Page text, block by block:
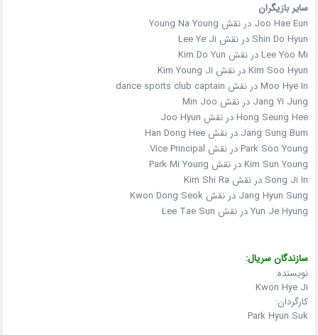
سایر بازیگران
Joo Hae Eun در نقش Young Na Young
Shin Do Hyun در نقش Lee Ye Ji
Lee Yoo Mi در نقش Kim Do Yun
Kim Soo Hyun در نقش Kim Young Ji
Moo Hye In در نقش dance sports club captain
Jang Yi Jung در نقش Min Joo
Hong Seung Hee در نقش Joo Hyun
Jang Sung Bum در نقش Han Dong Hee
Park Soo Young در نقش Vice Principal
Kim Sun Young در نقش Park Mi Young
Song Ji In در نقش Kim Shi Ra
Jang Hyun Sung در نقش Kwon Dong Seok
Yun Je Hyung در نقش Lee Tae Sun
سازندگان سریال:
نویسنده:
Kwon Hye Ji
کارگردان:
Park Hyun Suk